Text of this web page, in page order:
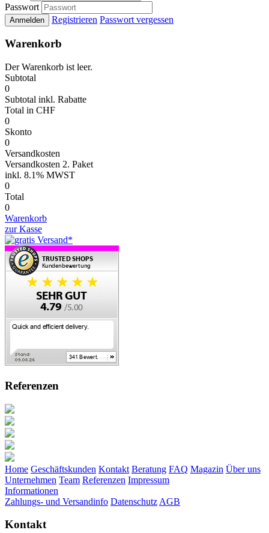
Passwort
Anmelden Registrieren Passwort vergessen
Warenkorb
Der Warenkorb ist leer.
Subtotal
0
Subtotal inkl. Rabatte
Total in CHF
0
Skonto
0
Versandkosten
Versandkosten 2. Paket
inkl. 8.1% MWST
0
Total
0
Warenkorb
zur Kasse
Referenzen
Home Geschäftskunden Kontakt Beratung FAQ Magazin Über uns
Unternehmen Team Referenzen Impressum
Informationen
Zahlungs- und Versandinfo Datenschutz AGB
Kontakt